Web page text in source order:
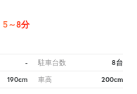
5～8分
- 駐車台数 8台
190cm 車高 200cm